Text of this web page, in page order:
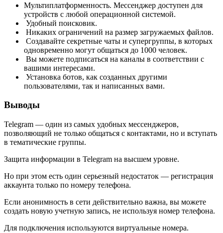
Мультиплатформенность. Мессенджер доступен для
устройств с любой операционной системой.
Удобный поисковик.
Никаких ограничений на размер загружаемых файлов.
Создавайте секретные чаты и супергруппы, в которых
одновременно могут общаться до 1000 человек.
Вы можете подписаться на каналы в соответствии с
вашими интересами.
Установка ботов, как созданных другими
пользователями, так и написанных вами.
Выводы
Telegram — один из самых удобных мессенджеров,
позволяющий не только общаться с контактами, но и вступать
в тематические группы.
Защита информации в Telegram на высшем уровне.
Но при этом есть один серьезный недостаток — регистрация
аккаунта только по номеру телефона.
Если анонимность в сети действительно важна, вы можете
создать новую учетную запись, не используя номер телефона.
Для подключения используются виртуальные номера.